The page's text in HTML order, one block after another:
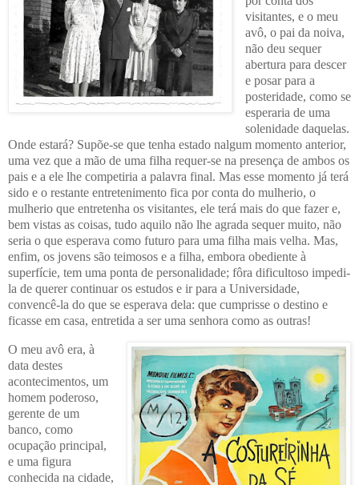
visitantes, e o meu
avô, o pai da noiva,
não deu sequer
abertura para descer
e posar para a
posteridade, como se
esperaria de uma
solenidade daquelas.
Onde estará? Supõe-se que tenha estado nalgum momento anterior,
uma vez que a mão de uma filha requer-se na presença de ambos os
pais e a ele lhe competiria a palavra final. Mas esse momento já terá
sido e o restante entretenimento fica por conta do mulherio, o
mulherio que entretenha os visitantes, ele terá mais do que fazer e,
bem vistas as coisas, tudo aquilo não lhe agrada sequer muito, não
seria o que esperava como futuro para uma filha mais velha. Mas,
enfim, os jovens são teimosos e a filha, embora obediente à
superfície, tem uma ponta de personalidade; fôra dificultoso impedi-
la de querer continuar os estudos e ir para a Universidade,
convencê-la do que se esperava dela: que cumprisse o destino e
ficasse em casa, entretida a ser uma senhora como as outras!
O meu avô era, à
data destes
acontecimentos, um
homem poderoso,
gerente de um
banco, como
ocupação principal,
e uma figura
conhecida na cidade,